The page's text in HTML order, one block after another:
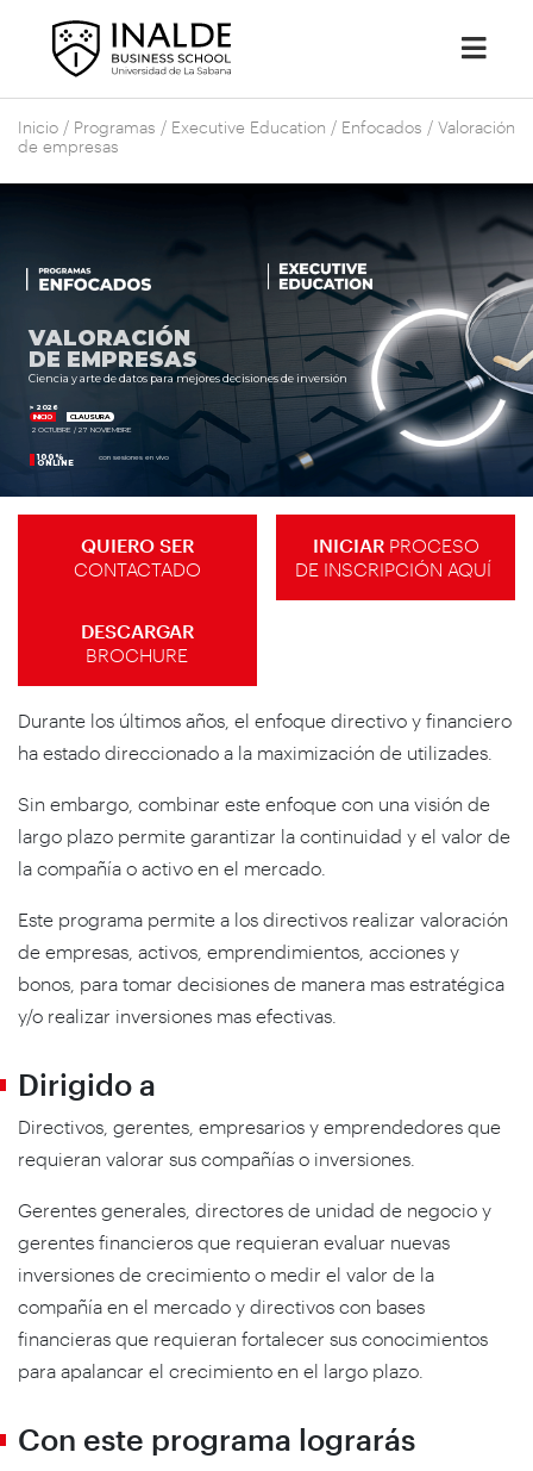
Inicio / Programas / Executive Education / Enfocados / Valoración
de empresas
VALORACIÓN
DE EMPRESAS
Ciencia y arte de datos para mejores decisiones de inversión
> 2026
INICIO
CLAUSURA
2 OCTUBRE / 27 NOVIEMBRE
100%
ONLINE con sesiones en vivo
QUIERO SER
CONTACTADO
INICIARPROCESO
DE INSCRIPCIÓN AQUÍ
DESCARGAR
BROCHURE
Durante los últimos años, el enfoque directivo y financiero
ha estado direccionado a la maximización de utilizades.
Sin embargo, combinar este enfoque con una visión de
largo plazo permite garantizar la continuidad y el valor de
la compañía o activo en el mercado.
Este programa permite a los directivos realizar valoración
de empresas, activos, emprendimientos, acciones y
bonos, para tomar decisiones de manera mas estratégica
y/o realizar inversiones mas efectivas.
Dirigido a
Directivos, gerentes, empresarios y emprendedores que
requieran valorar sus compañías o inversiones.
Gerentes generales, directores de unidad de negocio y
gerentes financieros que requieran evaluar nuevas
inversiones de crecimiento o medir el valor de la
compañía en el mercado y directivos con bases
financieras que requieran fortalecer sus conocimientos
para apalancar el crecimiento en el largo plazo.
Con este programa lograrás